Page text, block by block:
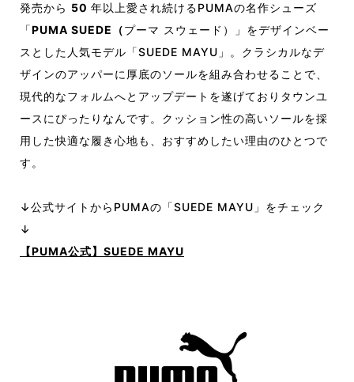
発売から 50 年以上愛され続けるPUMAの名作シューズ
「PUMA SUEDE（プーマ スウェード）」をデザインベー
スとした人気モデル「SUEDE MAYU」。クラシカルなデ
ザインのアッパーに厚底のソールを組み合わせることで、
現代的なフォルムへとアップデートを遂げておりタウンユ
ースにぴったりなんです。クッション性の高いソールを採
用した快適な履き心地も、おすすめしたい理由のひとつで
す。
↓公式サイトからPUMAの「SUEDE MAYU」をチェック
↓
【PUMA公式】SUEDE MAYU